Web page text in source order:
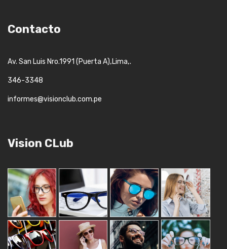
Contacto
Av. San Luis Nro.1991 (Puerta A),Lima,.
346-3348
informes@visionclub.com.pe
Vision CLub